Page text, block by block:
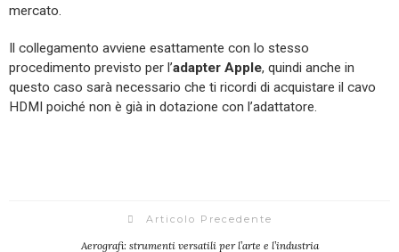
mercato.
Il collegamento avviene esattamente con lo stesso
procedimento previsto per l’adapter Apple, quindi anche in
questo caso sarà necessario che ti ricordi di acquistare il cavo
HDMI poiché non è già in dotazione con l’adattatore.
Articolo Precedente
Aerografi: strumenti versatili per l’arte e l’industria